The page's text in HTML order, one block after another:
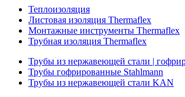
Теплоизоляция
Листовая изоляция Thermaflex
Монтажные инструменты Thermaflex
Трубная изоляция Thermaflex
Трубы из нержавеющей стали |
Трубы гофрированные Stahlmann
Трубы из нержавеющей стали KAN